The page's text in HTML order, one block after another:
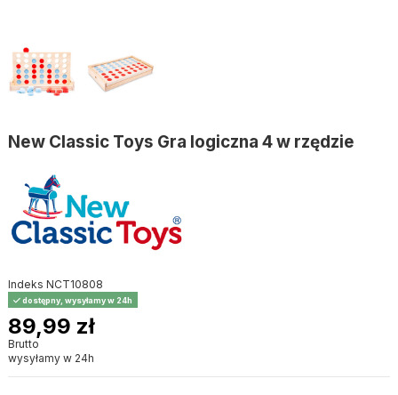
New Classic Toys Gra logiczna 4 w rzędzie
Indeks NCT10808
dostępny, wysyłamy w 24h
89,99 zł
Brutto
wysyłamy w 24h